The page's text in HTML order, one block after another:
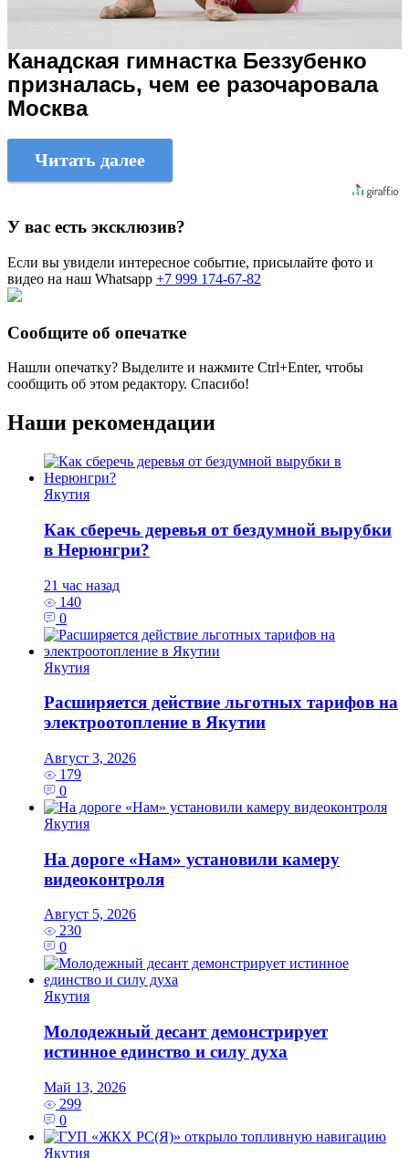
Канадская гимнастка Беззубенко
призналась, чем ее разочаровала
Москва
Читать далее
У вас есть эксклюзив?
Если вы увидели интересное событие, присылайте фото и
видео на наш Whatsapp +7 999 174-67-82
Сообщите об опечатке
Нашли опечатку? Выделите и нажмите Ctrl+Enter, чтобы
сообщить об этом редактору. Спасибо!
Наши рекомендации
Якутия
Как сберечь деревья от бездумной вырубки
в Нерюнгри?
21 час назад
140
0
Якутия
Расширяется действие льготных тарифов на
электроотопление в Якутии
Август 3, 2026
179
0
Якутия
На дороге «Нам» установили камеру
видеоконтроля
Август 5, 2026
230
0
Якутия
Молодежный десант демонстрирует
истинное единство и силу духа
Май 13, 2026
299
0
Якутия